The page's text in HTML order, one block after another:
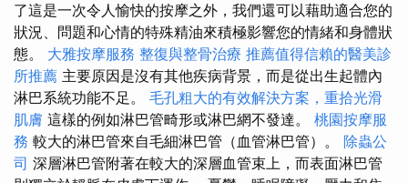
了這是一次令人愉快的按摩之外，我們還可以藉助適合您的
狀況、問題和心情的特殊精油來積極影響您的情緒和身體狀
態。 大雅按摩服務 整復與整骨治療 推薦值得信賴的醫美診
所推薦 主要原因是沒有其他疾病背景，而是從出生起體內
淋巴系統功能不足。 毛孔粗大的有效解決方案，重拾光滑
肌膚 這樣的例如淋巴管畸形或淋巴網不發達。 桃園按摩服
務 較大的淋巴管來自毛細淋巴管（血管淋巴管）。 除蟲公
司 深層淋巴管附著在較大的深層血管束上，而表面淋巴管